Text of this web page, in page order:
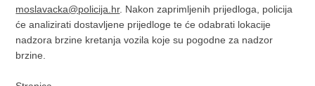
moslavacka@policija.hr. Nakon zaprimljenih prijedloga, policija
će analizirati dostavljene prijedloge te će odabrati lokacije
nadzora brzine kretanja vozila koje su pogodne za nadzor
brzine.